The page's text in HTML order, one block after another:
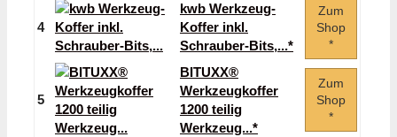
4
kwb Werkzeug-
Koffer inkl.
Schrauber-Bits,...*
Zum
Shop
*
5
BITUXX®
Werkzeugkoffer
1200 teilig
Werkzeug...*
Zum
Shop
*